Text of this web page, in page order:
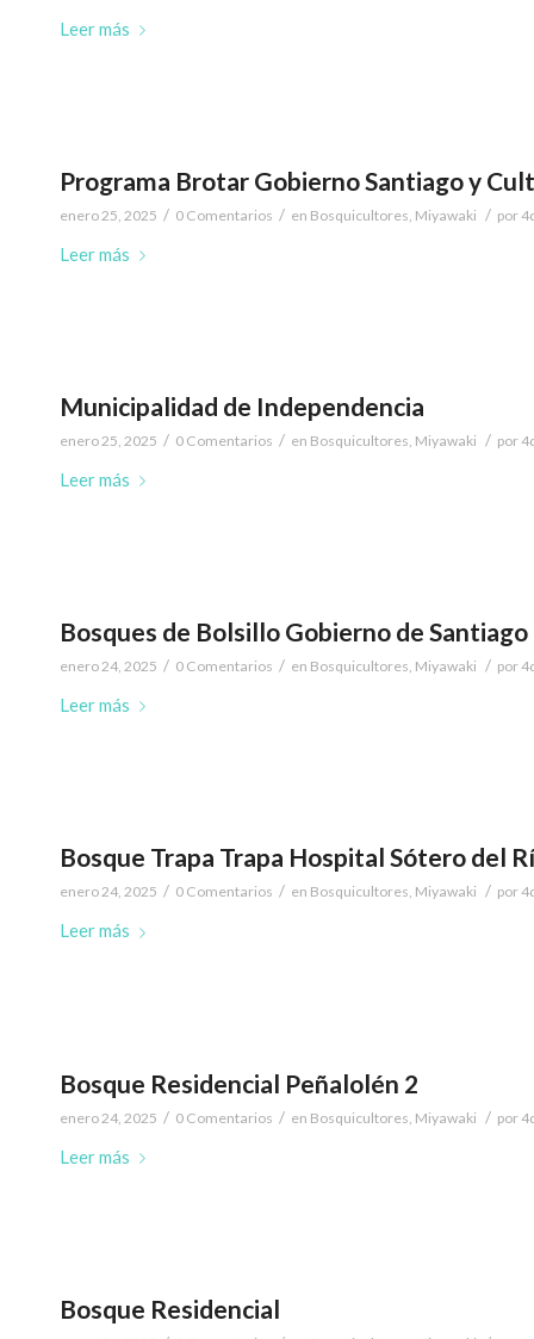
Leer más
Programa Brotar Gobierno Santiago y
enero 25, 2025 / 0 Comentarios / en Bosquicultores Miyawaki / por
Leer más
Municipalidad de Independencia
enero 25, 2025 / 0 Comentarios / en Bosquicultores, Miyawaki / por
Leer más
Bosques de Bolsillo Gobierno de Santiago
enero 24, 2025 / 0 Comentarios / en Bosquicultores, Miyawaki / por
Leer más
Bosque Trapa Trapa Hospital Sótero del
enero 24, 2025 / 0 Comentarios / en Bosquicultores, Miyawaki / por
Leer más
Bosque Residencial Peñalolén 2
enero 24, 2025 / 0 Comentarios / en Bosquicultores Miyawaki / por
Leer más
Bosque Residencial